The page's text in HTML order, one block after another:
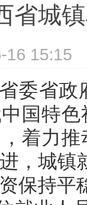
省城
16
委省
国特
着力
，城镇
保持平